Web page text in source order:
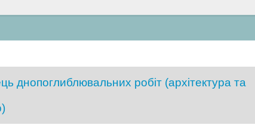
днопоглиблювальних робіт (архітектура та